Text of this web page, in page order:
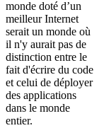
monde doté d’un
meilleur Internet
serait un monde où
il n'y aurait pas de
distinction entre le
fait d'écrire du code
et celui de déployer
des applications
dans le monde
entier.